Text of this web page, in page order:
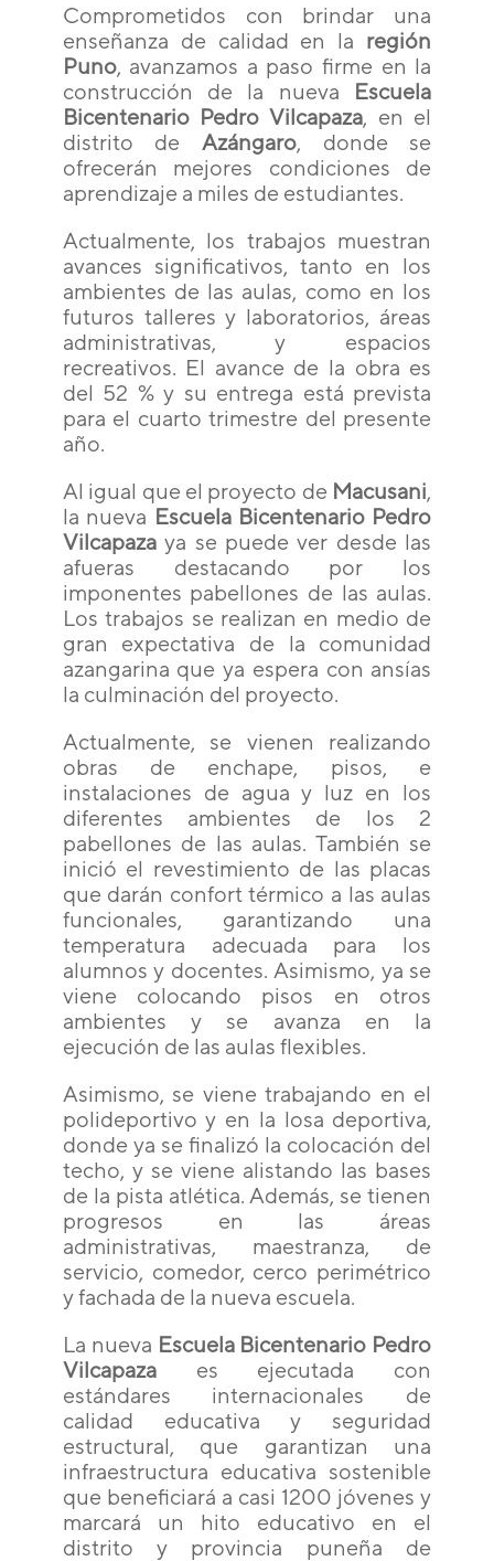
Comprometidos con brindar una
enseñanza de calidad en la región
Puno, avanzamos a paso firme en la
construcción de la nueva Escuela
Bicentenario Pedro Vilcapaza, en el
distrito de Azángaro, donde se
ofrecerán mejores condiciones de
aprendizaje a miles de estudiantes.
Actualmente, los trabajos muestran
avances significativos, tanto en los
ambientes de las aulas, como en los
futuros talleres y laboratorios, áreas
administrativas, y espacios
recreativos. El avance de la obra es
del 52 % y su entrega está prevista
para el cuarto trimestre del presente
año.
Al igual que el proyecto de Macusani,
la nueva Escuela Bicentenario Pedro
Vilcapazaya se puede ver desde las
afueras destacando por los
imponentes pabellones de las aulas.
Los trabajos se realizan en medio de
gran expectativa de la comunidad
azangarina que ya espera con ansías
la culminación del proyecto.
Actualmente, se vienen realizando
obras de enchape, pisos, e
instalaciones de agua y luz en los
diferentes ambientes de los 2
pabellones de las aulas. También se
inició el revestimiento de las placas
que darán confort térmico a las aulas
funcionales, garantizando una
temperatura adecuada para los
alumnos y docentes. Asimismo, ya se
viene colocando pisos en otros
ambientes y se avanza en la
ejecución de las aulas flexibles.
Asimismo, se viene trabajando en el
polideportivo y en la losa deportiva,
donde ya se finalizó la colocación del
techo, y se viene alistando las bases
de la pista atlética. Además, se tienen
progresos en las áreas
administrativas, maestranza, de
servicio, comedor, cerco perimétrico
y fachada de la nueva escuela.
La nueva Escuela Bicentenario Pedro
Vilcapaza es ejecutada con
estándares internacionales de
calidad educativa y seguridad
estructural, que garantizan una
infraestructura educativa sostenible
que beneficiará a casi 1200 jóvenes y
marcará un hito educativo en el
distrito y provincia puneña de